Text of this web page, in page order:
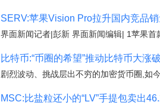
SERV:苹果Vision Pro拉升国内竞品
界面新闻记者|彭新 界面新闻编辑| 1苹果
比特币:“币圈的希望”推动比特币大涨
剧烈波动、挑战层出不穷的加密货币圈,如
MSC:比盐粒还小的“LV”手提包卖出